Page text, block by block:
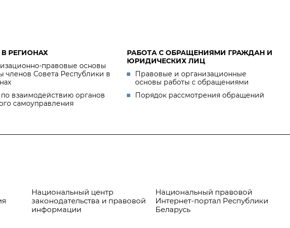
РЕГИОНАХ
правовые основы
членов Совета Республики в
взаимодействию органов
самоуправления
РАБОТА С ОБРАЩЕНИЯМИ ГРАЖДАН И
ЮРИДИЧЕСКИХ ЛИЦ
Правовые и организационные
основы работы с обращениями
Порядок рассмотрения обращений
Национальный центр
законодательства и правовой
информации
Национальный правовой
Интернет-портал Республики
Беларусь